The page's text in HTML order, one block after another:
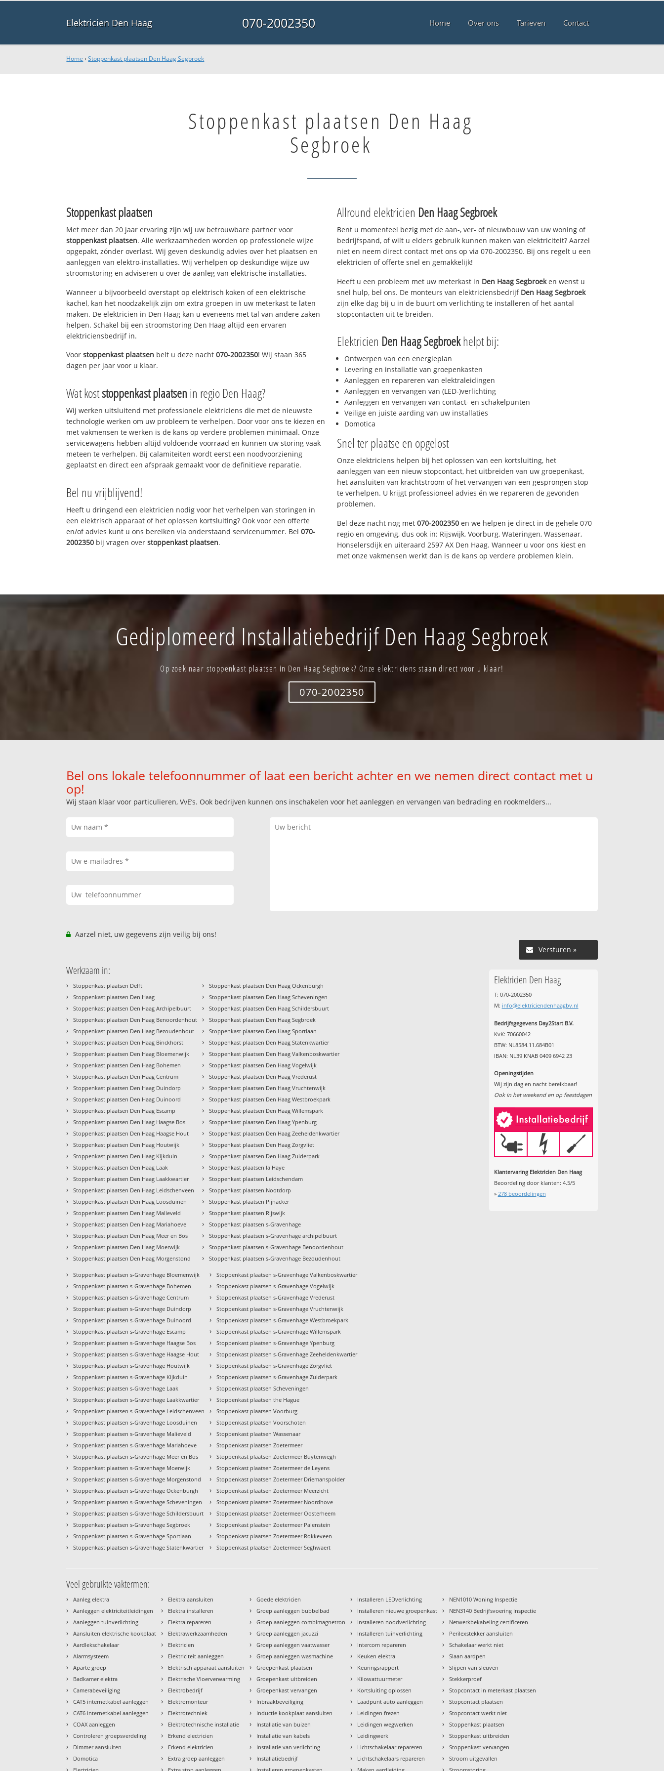
Elektricien Den Haag 070-2002350 Home Over ons Tarieven Contact
Home ›Stoppenkast plaatsen Den Haag Segbroek
Stoppenkast plaatsen Den Haag
Segbroek
Stoppenkast plaatsen
Met meer dan 20 jaar ervaring zijn wij uw betrouwbare partner voor
stoppenkast plaatsen. Alle werkzaamheden worden op professionele wijze
opgepakt, zónder overlast. Wij geven deskundig advies over het plaatsen en
aanleggen van elektro-installaties. Wij verhelpen op deskundige wijze uw
stroomstoring en adviseren u over de aanleg van elektrische installaties.
Wanneer u bijvoorbeeld overstapt op elektrisch koken of een elektrische
kachel, kan het noodzakelijk zijn om extra groepen in uw meterkast te laten
maken. De elektricien in Den Haag kan u eveneens met tal van andere zaken
helpen. Schakel bij een stroomstoring Den Haag altijd een ervaren
elektriciensbedrijf in.
Voorstoppenkast plaatsen belt u deze nacht070-2002350! Wij staan 365
dagen per jaar voor u klaar.
Wat koststoppenkast plaatsen in regio Den Haag?
Wij werken uitsluitend met professionele elektriciens die met de nieuwste
technologie werken om uw probleem te verhelpen. Door voor ons te kiezen en
met vakmensen te werken is de kans op verdere problemen minimaal. Onze
servicewagens hebben altijd voldoende voorraad en kunnen uw storing vaak
meteen te verhelpen. Bij calamiteiten wordt eerst een noodvoorziening
geplaatst en direct een afspraak gemaakt voor de definitieve reparatie.
Bel nu vrijblijvend!
Heeft u dringend een elektricien nodig voor het verhelpen van storingen in
een elektrisch apparaat of het oplossen kortsluiting? Ook voor een offerte
en/of advies kunt u ons bereiken via onderstaand servicenummer. Bel070-
2002350 bij vragen overstoppenkast plaatsen.
Allround elektricien Den Haag Segbroek
Bent u momenteel bezig met de aan-, ver- of nieuwbouw van uw woning of
bedrijfspand, of wilt u elders gebruik kunnen maken van elektriciteit? Aarzel
niet en neem direct contact met ons op via 070-2002350. Bij ons regelt u een
elektricien of offerte snel en gemakkelijk!
Heeft u een probleem met uw meterkast in Den Haag Segbroeken wenst u
snel hulp, bel ons. De monteurs van elektriciensbedrijf Den Haag Segbroek
zijn elke dag bij u in de buurt om verlichting te installeren of het aantal
stopcontacten uit te breiden.
Elektricien Den Haag Segbroekhelpt bij:
Ontwerpen van een energieplan
Levering en installatie van groepenkasten
Aanleggen en repareren van elektraleidingen
Aanleggen en vervangen van (LED-)verlichting
Aanleggen en vervangen van contact- en schakelpunten
Veilige en juiste aarding van uw installaties
Domotica
Snel ter plaatse en opgelost
Onze elektriciens helpen bij het oplossen van een kortsluiting, het
aanleggen van een nieuw stopcontact, het uitbreiden van uw groepenkast,
het aansluiten van krachtstroom of het vervangen van een gesprongen stop
te verhelpen. U krijgt professioneel advies én we repareren de gevonden
problemen.
Bel deze nacht nog met 070-2002350 en we helpen je direct in de gehele 070
regio en omgeving, dus ook in: Rijswijk, Voorburg, Wateringen, Wassenaar,
Honselersdijk en uiteraard 2597 AX Den Haag. Wanneer u voor ons kiest en
met onze vakmensen werkt dan is de kans op verdere problemen klein.
Gediplomeerd Installatiebedrijf Den Haag Segbroek
Op zoek naar stoppenkast plaatsen in Den Haag Segbroek? Onze elektriciens staan direct voor u klaar!
070-2002350
Bel ons lokale telefoonnummer of laat een bericht achter en we nemen direct contact met u
op!
Wij staan klaar voor particulieren, VvE’s. Ook bedrijven kunnen ons inschakelen voor het aanleggen en vervangen van bedrading en rookmelders...
Aarzel niet, uw gegevens zijn veilig bij ons!
Versturen »
Werkzaam in:
› Stoppenkast plaatsen Delft
› Stoppenkast plaatsen Den Haag
› Stoppenkast plaatsen Den Haag Archipelbuurt
› Stoppenkast plaatsen Den Haag Benoordenhout
› Stoppenkast plaatsen Den Haag Bezoudenhout
› Stoppenkast plaatsen Den Haag Binckhorst
› Stoppenkast plaatsen Den Haag Bloemenwijk
› Stoppenkast plaatsen Den Haag Bohemen
› Stoppenkast plaatsen Den Haag Centrum
› Stoppenkast plaatsen Den Haag Duindorp
› Stoppenkast plaatsen Den Haag Duinoord
› Stoppenkast plaatsen Den Haag Escamp
› Stoppenkast plaatsen Den Haag Haagse Bos
› Stoppenkast plaatsen Den Haag Haagse Hout
› Stoppenkast plaatsen Den Haag Houtwijk
› Stoppenkast plaatsen Den Haag Kijkduin
› Stoppenkast plaatsen Den Haag Laak
› Stoppenkast plaatsen Den Haag Laakkwartier
› Stoppenkast plaatsen Den Haag Leidschenveen
› Stoppenkast plaatsen Den Haag Loosduinen
› Stoppenkast plaatsen Den Haag Malieveld
› Stoppenkast plaatsen Den Haag Mariahoeve
› Stoppenkast plaatsen Den Haag Meer en Bos
› Stoppenkast plaatsen Den Haag Moerwijk
› Stoppenkast plaatsen Den Haag Morgenstond
› Stoppenkast plaatsen Den Haag Ockenburgh
› Stoppenkast plaatsen Den Haag Scheveningen
› Stoppenkast plaatsen Den Haag Schildersbuurt
› Stoppenkast plaatsen Den Haag Segbroek
› Stoppenkast plaatsen Den Haag Sportlaan
› Stoppenkast plaatsen Den Haag Statenkwartier
› Stoppenkast plaatsen Den Haag Valkenboskwartier
› Stoppenkast plaatsen Den Haag Vogelwijk
› Stoppenkast plaatsen Den Haag Vrederust
› Stoppenkast plaatsen Den Haag Vruchtenwijk
› Stoppenkast plaatsen Den Haag Westbroekpark
› Stoppenkast plaatsen Den Haag Willemspark
› Stoppenkast plaatsen Den Haag Ypenburg
› Stoppenkast plaatsen Den Haag Zeeheldenkwartier
› Stoppenkast plaatsen Den Haag Zorgvliet
› Stoppenkast plaatsen Den Haag Zuiderpark
› Stoppenkast plaatsen la Haye
› Stoppenkast plaatsen Leidschendam
› Stoppenkast plaatsen Nootdorp
› Stoppenkast plaatsen Pijnacker
› Stoppenkast plaatsen Rijswijk
› Stoppenkast plaatsen s-Gravenhage
› Stoppenkast plaatsen s-Gravenhage archipelbuurt
› Stoppenkast plaatsen s-Gravenhage Benoordenhout
› Stoppenkast plaatsen s-Gravenhage Bezoudenhout
› Stoppenkast plaatsen s-Gravenhage Bloemenwijk
› Stoppenkast plaatsen s-Gravenhage Bohemen
› Stoppenkast plaatsen s-Gravenhage Centrum
› Stoppenkast plaatsen s-Gravenhage Duindorp
› Stoppenkast plaatsen s-Gravenhage Duinoord
› Stoppenkast plaatsen s-Gravenhage Escamp
› Stoppenkast plaatsen s-Gravenhage Haagse Bos
› Stoppenkast plaatsen s-Gravenhage Haagse Hout
› Stoppenkast plaatsen s-Gravenhage Houtwijk
› Stoppenkast plaatsen s-Gravenhage Kijkduin
› Stoppenkast plaatsen s-Gravenhage Laak
› Stoppenkast plaatsen s-Gravenhage Laakkwartier
› Stoppenkast plaatsen s-Gravenhage Leidschenveen
› Stoppenkast plaatsen s-Gravenhage Loosduinen
› Stoppenkast plaatsen s-Gravenhage Malieveld
› Stoppenkast plaatsen s-Gravenhage Mariahoeve
› Stoppenkast plaatsen s-Gravenhage Meer en Bos
› Stoppenkast plaatsen s-Gravenhage Moerwijk
› Stoppenkast plaatsen s-Gravenhage Morgenstond
› Stoppenkast plaatsen s-Gravenhage Ockenburgh
› Stoppenkast plaatsen s-Gravenhage Scheveningen
› Stoppenkast plaatsen s-Gravenhage Schildersbuurt
› Stoppenkast plaatsen s-Gravenhage Segbroek
› Stoppenkast plaatsen s-Gravenhage Sportlaan
› Stoppenkast plaatsen s-Gravenhage Statenkwartier
› Stoppenkast plaatsen s-Gravenhage Valkenboskwartier
› Stoppenkast plaatsen s-Gravenhage Vogelwijk
› Stoppenkast plaatsen s-Gravenhage Vrederust
› Stoppenkast plaatsen s-Gravenhage Vruchtenwijk
› Stoppenkast plaatsen s-Gravenhage Westbroekpark
› Stoppenkast plaatsen s-Gravenhage Willemspark
› Stoppenkast plaatsen s-Gravenhage Ypenburg
› Stoppenkast plaatsen s-Gravenhage Zeeheldenkwartier
› Stoppenkast plaatsen s-Gravenhage Zorgvliet
› Stoppenkast plaatsen s-Gravenhage Zuiderpark
› Stoppenkast plaatsen Scheveningen
› Stoppenkast plaatsen the Hague
› Stoppenkast plaatsen Voorburg
› Stoppenkast plaatsen Voorschoten
› Stoppenkast plaatsen Wassenaar
› Stoppenkast plaatsen Zoetermeer
› Stoppenkast plaatsen Zoetermeer Buytenwegh
› Stoppenkast plaatsen Zoetermeer de Leyens
› Stoppenkast plaatsen Zoetermeer Driemanspolder
› Stoppenkast plaatsen Zoetermeer Meerzicht
› Stoppenkast plaatsen Zoetermeer Noordhove
› Stoppenkast plaatsen Zoetermeer Oosterheem
› Stoppenkast plaatsen Zoetermeer Palenstein
› Stoppenkast plaatsen Zoetermeer Rokkeveen
› Stoppenkast plaatsen Zoetermeer Seghwaert
Elektricien Den Haag
T: 070-2002350
M: info@elektriciendenhaagbv.nl
Bedrijfsgegevens Day2Start B.V.
KvK: 70660042
BTW: NL8584.11.684B01
IBAN: NL39 KNAB 0409 6942 23
Openingstijden
Wij zijn dag en nacht bereikbaar!
Ook in het weekend en op feestdagen
Klantervaring Elektricien Den Haag
Beoordeling door klanten: 4.5/5
» 278beoordelingen
Veel gebruikte vaktermen:
› Aanleg elektra
› Aanleggen elektriciteitleidingen
› Aanleggen tuinverlichting
› Aansluiten elektrische kookplaat
› Aardlekschakelaar
› Alarmsysteem
› Aparte groep
› Badkamer elektra
› Camerabeveiliging
› CAT5 internetkabel aanleggen
› CAT6 internetkabel aanleggen
› COAX aanleggen
› Controleren groepsverdeling
› Dimmer aansluiten
› Domotica
› Elektra aansluiten
› Elektra installeren
› Elektra repareren
› Elektrawerkzaamheden
› Elektricien
› Elektriciteit aanleggen
› Elektrisch apparaat aansluiten
› Elektrische Vloerverwarming
› Elektrobedrijf
› Elektromonteur
› Elektrotechniek
› Elektrotechnische installatie
› Erkend electricien
› Erkend elektricien
› Extra groep aanleggen
› Goede elektricien
› Groep aanleggen bubbelbad
› Groep aanleggen combimagnetron
› Groep aanleggen jacuzzi
› Groep aanleggen vaatwasser
› Groep aanleggen wasmachine
› Groepenkast plaatsen
› Groepenkast uitbreiden
› Groepenkast vervangen
› Inbraakbeveiliging
› Inductie kookplaat aansluiten
› Installatie van buizen
› Installatie van kabels
› Installatie van verlichting
› Installatiebedrijf
› Installeren LEDverlichting
› Installeren nieuwe groepenkast
› Installeren noodverlichting
› Installeren tuinverlichting
› Intercom repareren
› Keuken elektra
› Keuringsrapport
› Kilowattuurmeter
› Kortsluiting oplossen
› Laadpunt auto aanleggen
› Leidingen frezen
› Leidingen wegwerken
› Leidingwerk
› Lichtschakelaar repareren
› Lichtschakelaars repareren
› NEN1010 Woning Inspectie
› NEN3140 Bedrijfsvoering Inspectie
› Netwerkbekabeling certificeren
› Perilexstekker aansluiten
› Schakelaar werkt niet
› Slaan aardpen
› Slijpen van sleuven
› Stekkerproef
› Stopcontact in meterkast plaatsen
› Stopcontact plaatsen
› Stopcontact werkt niet
› Stoppenkast plaatsen
› Stoppenkast uitbreiden
› Stoppenkast vervangen
› Stroom uitgevallen